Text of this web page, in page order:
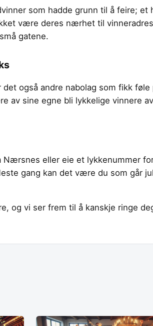
som hadde grunn til å feire;
være deres nærhet til
gatene.
det også andre nabolag som fikk
av sine egne bli lykkelige vinnere
eller eie et lykkenummer
gang kan det være du som går
og vi ser frem til å kanskje ringe